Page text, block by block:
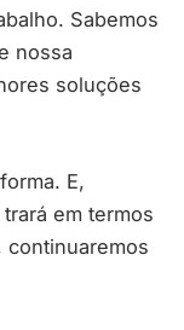
Sabemos
nossa
soluções
E,
em termos